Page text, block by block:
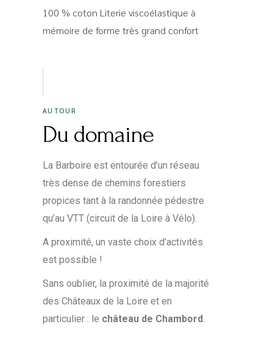
100 % coton Literie viscoélastique à
mémoire de forme très grand confort
AUTOUR
Du domaine
La Barboire est entourée d’un réseau
très dense de chemins forestiers
propices tant à la randonnée pédestre
qu’au VTT (circuit de la Loire à Vélo).
A proximité, un vaste choix d’activités
est possible !
Sans oublier, la proximité de la majorité
des Châteaux de la Loire et en
particulier : le château de Chambord.